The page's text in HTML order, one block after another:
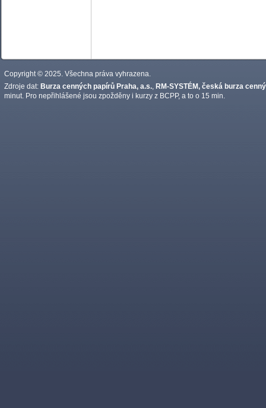
Copyright © 2025. Všechna práva vyhrazena.
Zdroje dat: Burza cenných papírů Praha, a.s. RM-SYSTÉM, česká burza
minut. Pro nepřihlášené jsou zpožděny i kurzy z BCPP, a to o 15 min.